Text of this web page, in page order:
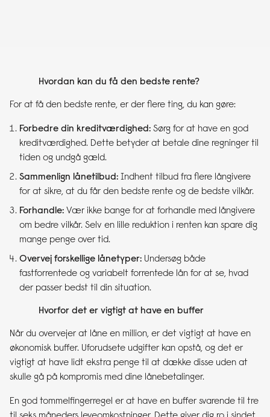
Hvordan kan du få den bedste rente?
For at få den bedste rente, er der flere ting, du kan gøre:
Forbedre din kreditværdighed: Sørg for at have en god
kreditværdighed. Dette betyder at betale dine regninger til
tiden og undgå gæld.
Sammenlign lånetilbud: Indhent tilbud fra flere långivere
for at sikre, at du får den bedste rente og de bedste vilkår.
Forhandle: Vær ikke bange for at forhandle med långivere
om bedre vilkår. Selv en lille reduktion i renten kan spare dig
mange penge over tid.
Overvej forskellige lånetyper: Undersøg både
fastforrentede og variabelt forrentede lån for at se, hvad
der passer bedst til din situation.
Hvorfor det er vigtigt at have en buffer
Når du overvejer at låne en million, er det vigtigt at have en
økonomisk buffer. Uforudsete udgifter kan opstå, og det er
vigtigt at have lidt ekstra penge til at dække disse uden at
skulle gå på kompromis med dine lånebetalinger.
En god tommelfingerregel er at have en buffer svarende til tre